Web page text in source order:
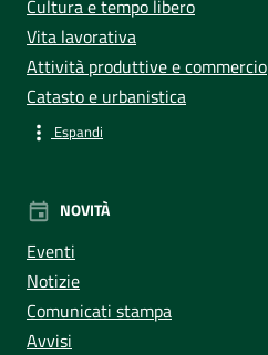
Cultura e tempo libero
Vita lavorativa
Attività produttive e commercio
Catasto e urbanistica
Espandi
NOVITÀ
Eventi
Notizie
Comunicati stampa
Avvisi